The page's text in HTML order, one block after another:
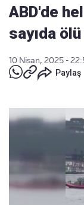
ABD'de
sayıda
10 Nisan, 2025 -
Paylaş